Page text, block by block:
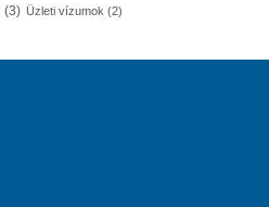
(3) Üzleti vízumok (2)